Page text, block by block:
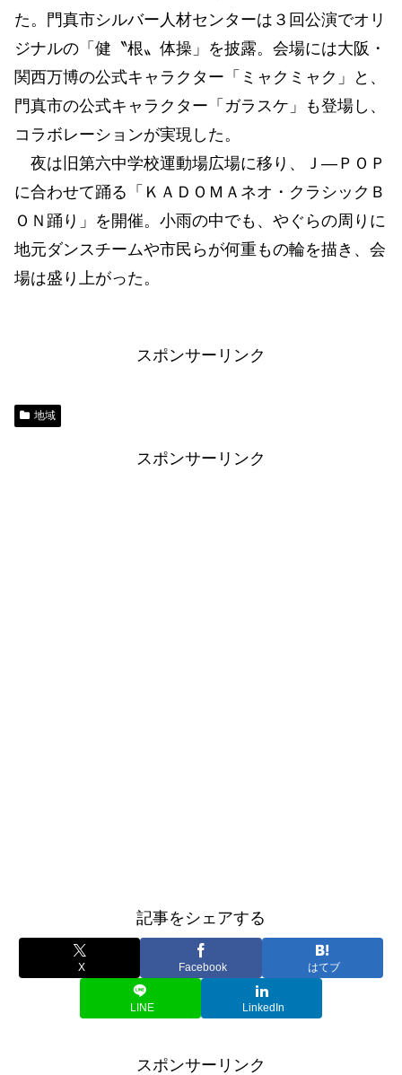
た。門真市シルバー人材センターは３回公演でオリ
ジナルの「健〝根〟体操」を披露。会場には大阪・
関西万博の公式キャラクター「ミャクミャク」と、
門真市の公式キャラクター「ガラスケ」も登場し、
コラボレーションが実現した。
夜は旧第六中学校運動場広場に移り、Ｊ―ＰＯＰ
に合わせて踊る「ＫＡＤＯＭＡネオ・クラシックＢ
ＯＮ踊り」を開催。小雨の中でも、やぐらの周りに
地元ダンスチームや市民らが何重もの輪を描き、会
場は盛り上がった。
スポンサーリンク
地域
スポンサーリンク
記事をシェアする
X Facebook はてブ
LINE LinkedIn
スポンサーリンク